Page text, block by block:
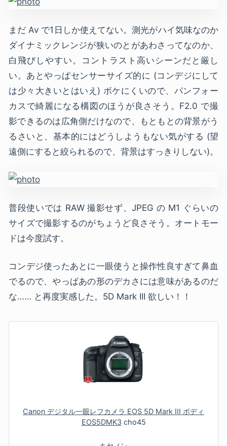
まだ Av で1日しか使えてない。測光がハイ気味なのか
ダイナミックレンジが狭いのとがあわさってなのか、
白飛びしやすい。コントラスト高いシーンだと厳し
い。あとやっぱセンサーサイズ的に (コンデジにして
は少々大きいとはいえ) ボケにくいので、パンフォー
カスで綺麗になる構図のほうが良さそう。F2.0 で撮
影できるのは広角側だけなので、もともとの背景がう
るさいと、基本的にはどうしようもない気がする (望
遠側にすると絞られるので、背景はすっきりしない)。
普段使いでは RAW 撮影せず、JPEG の M1 ぐらいの
サイズで撮影するのがちょうど良さそう。オートモー
ドは今度試す。
コンデジ使ったあとに一眼使うと操作性良すぎて鼻血
でるので、やっぱあの形のデカさには意味があるのだ
な…… と再度実感した。5D Mark III 欲しい！！
Canon デジタル一眼レフカメラ EOS 5D Mark III ボディ
EOS5DMK3 cho45